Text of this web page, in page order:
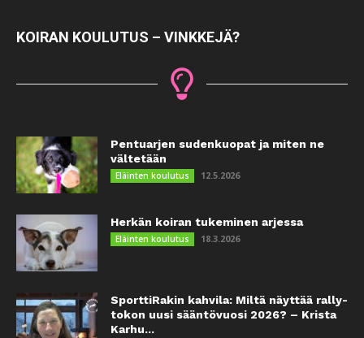
KOIRAN KOULUTUS – VINKKEJÄ?
Pentuarjen sudenkuopat ja miten ne
vältetään
Eläinten koulutus 12.5.2026
Herkän koiran tukeminen arjessa
Eläinten koulutus 18.3.2026
SporttiRakin kahvila: Miltä näyttää rally-
tokon uusi sääntövuosi 2026? – Krista
Karhu...